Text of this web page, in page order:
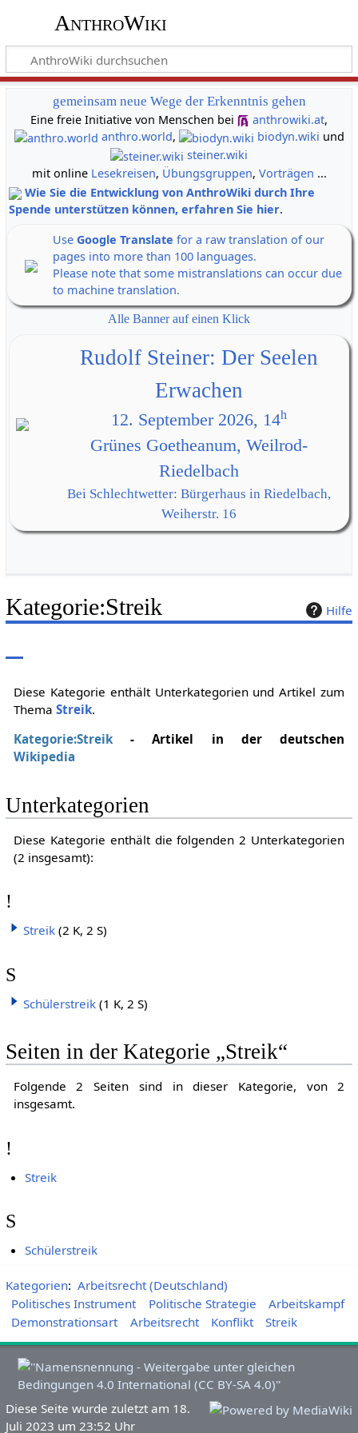
AnthroWiki
gemeinsam neue Wege der Erkenntnis gehen
Eine freie Initiative von Menschen bei
anthrowiki.at,
anthro.world, biodyn.wiki und
steiner.wiki
mit online Lesekreisen, Übungsgruppen, Vorträgen ...
Wie Sie die Entwicklung von AnthroWiki durch Ihre
Spende unterstützen können, erfahren Sie hier.
Use Google Translate for a raw translation of our
pages into more than 100 languages.
Please note that some mistranslations can occur due
to machine translation.
Alle Banner auf einen Klick
Rudolf Steiner: Der Seelen
Erwachen
12. September 2026, 14h
Grünes Goetheanum, Weilrod-
Riedelbach
Bei Schlechtwetter: Bürgerhaus in Riedelbach,
Weiherstr. 16
Hilfe
Kategorie:Streik
Diese Kategorie enthält Unterkategorien und Artikel zum
Thema Streik.
Kategorie:Streik- Artikel in der deutschen
Wikipedia
Unterkategorien
Diese Kategorie enthält die folgenden 2 Unterkategorien
(2 insgesamt):
!
Streik (2 K, 2 S)
S
Schülerstreik (1 K, 2 S)
Seiten in der Kategorie „Streik“
Folgende 2 Seiten sind in dieser Kategorie, von 2
insgesamt.
!
Streik
S
Schülerstreik
Kategorien: Arbeitsrecht (Deutschland)
Politisches Instrument
Politische Strategie
Arbeitskampf
Demonstrationsart
Arbeitsrecht Konflikt Streik
Diese Seite wurde zuletzt am 18.
Juli 2023 um 23:52 Uhr